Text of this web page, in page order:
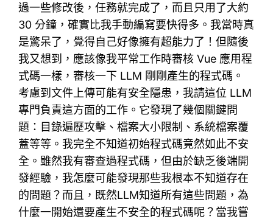
過一些修改後，任務就完成了，而且只用了大約
30 分鐘，確實比我手動編寫要快得多。我當時真
是驚呆了，覺得自己好像擁有超能力了！但隨後
我又想到，應該像我平常工作時審核 Vue 應用程
式碼一樣，審核一下 LLM 剛剛產生的程式碼。
考慮到文件上傳可能有安全隱患，我請這位 LLM
專門負責這方面的工作。它發現了幾個關鍵問
題：目錄遍歷攻擊、檔案大小限制、系統檔案覆
蓋等等。我完全不知道初始程式碼竟然如此不安
全。雖然我有審查過程式碼，但由於缺乏後端開
發經驗，我怎麼可能發現那些我根本不知道存在
的問題？而且，既然LLM知道所有這些問題，為
什麼一開始還要產生不安全的程式碼呢？當我嘗